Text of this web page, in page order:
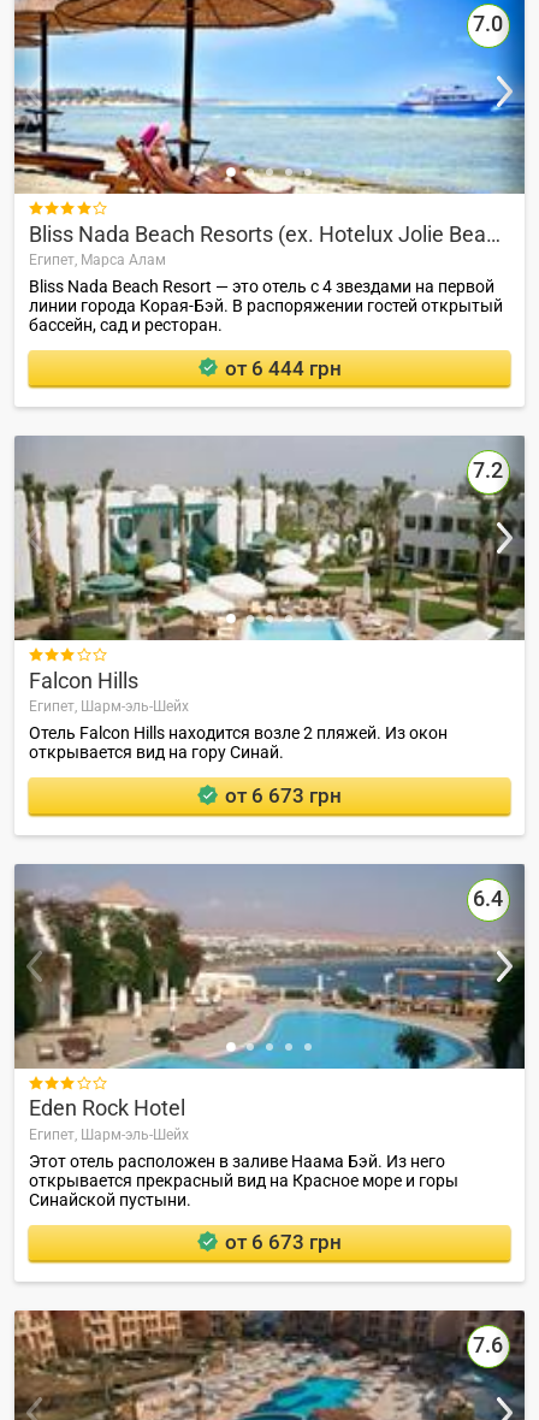
7.0

Bliss Nada Beach Resorts (ex. Hotelux Jolie Beach)
Египет, Марса Алам
Bliss Nada Beach Resort — это отель с 4 звездами на первой
линии города Корая-Бэй. В распоряжении гостей открытый
бассейн, сад и ресторан.
от 6 444 грн
7.2

Falcon Hills
Египет, Шарм-эль-Шейх
Отель Falcon Hills находится возле 2 пляжей. Из окон
открывается вид на гору Синай.
от 6 673 грн
6.4

Eden Rock Hotel
Египет, Шарм-эль-Шейх
Этот отель расположен в заливе Наама Бэй. Из него
открывается прекрасный вид на Красное море и горы
Синайской пустыни.
от 6 673 грн
7.6